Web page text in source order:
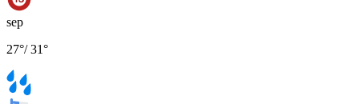
sep
27°/31°